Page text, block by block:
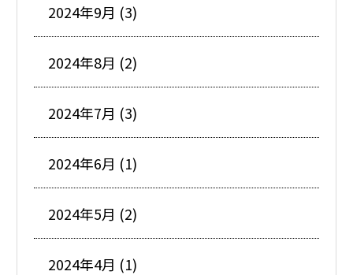
2024年9月 (3)
2024年8月 (2)
2024年7月 (3)
2024年6月 (1)
2024年5月 (2)
2024年4月 (1)